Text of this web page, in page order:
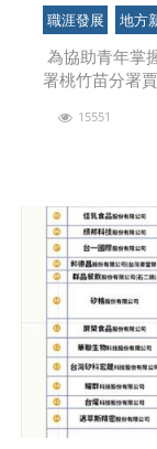
跑！
職涯發展 地方
為協助青年掌
署桃竹苗分署
業參訪。三日
15551